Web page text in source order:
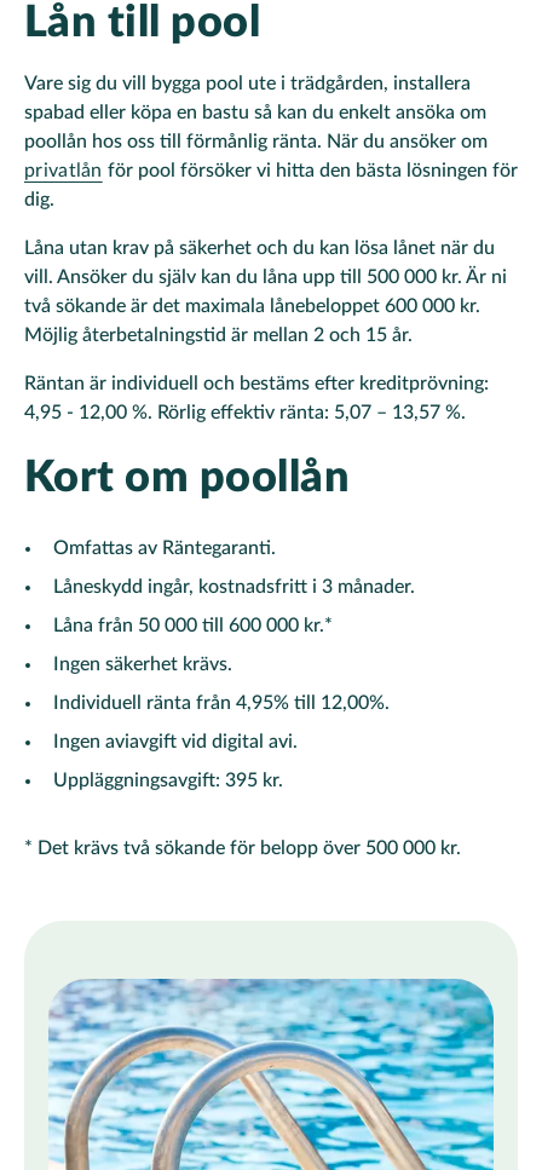
Lån till pool
Vare sig du vill bygga pool ute i trädgården, installera
spabad eller köpa en bastu så kan du enkelt ansöka om
poollån hos oss till förmånlig ränta. När du ansöker om
privatlån för pool försöker vi hitta den bästa lösningen för
dig.
Låna utan krav på säkerhet och du kan lösa lånet när du
vill. Ansöker du själv kan du låna upp till 500 000 kr. Är ni
två sökande är det maximala lånebeloppet 600 000 kr.
Möjlig återbetalningstid är mellan 2 och 15 år.
Räntan är individuell och bestäms efter kreditprövning:
4,95 - 12,00 %. Rörlig effektiv ränta: 5,07 – 13,57 %.
Kort om poollån
Omfattas av Räntegaranti.
Låneskydd ingår, kostnadsfritt i 3 månader.
Låna från 50 000 till 600 000 kr.*
Ingen säkerhet krävs.
Individuell ränta från 4,95% till 12,00%.
Ingen aviavgift vid digital avi.
Uppläggningsavgift: 395 kr.
* Det krävs två sökande för belopp över 500 000 kr.